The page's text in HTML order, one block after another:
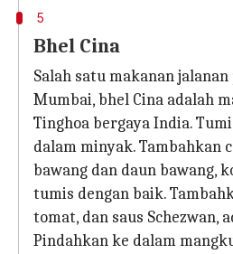
5
Bhel Cina
Salah satu makanan
Mumbai, bhel Cina adalah
Tinghoa bergaya India.
dalam minyak. Tambahkan
bawang dan daun bawang,
tumis dengan baik.
tomat, dan saus Schezwan,
Pindahkan ke dalam